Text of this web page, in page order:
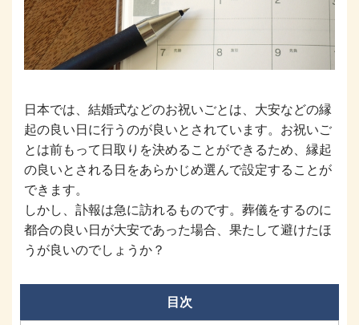
日本では、結婚式などのお祝いごとは、大安などの縁
起の良い日に行うのが良いとされています。お祝いご
とは前もって日取りを決めることができるため、縁起
の良いとされる日をあらかじめ選んで設定することが
できます。
しかし、訃報は急に訪れるものです。葬儀をするのに
都合の良い日が大安であった場合、果たして避けたほ
うが良いのでしょうか？
目次